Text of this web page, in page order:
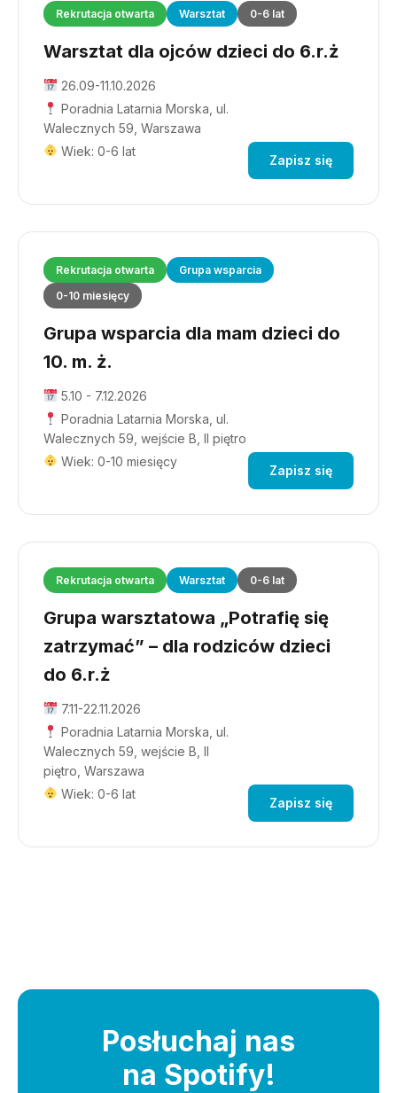
Rekrutacja otwarta Warsztat 0-6 lat
Warsztat dla ojców dzieci do 6.r.ż
26.09-11.10.2026
Poradnia Latarnia Morska, ul.
Walecznych 59, Warszawa
Wiek: 0-6 lat
Zapisz się
Rekrutacja otwarta
Grupa wsparcia
0-10 miesięcy
Grupa wsparcia dla mam dzieci do
10. m. ż.
5.10 - 7.12.2026
Poradnia Latarnia Morska, ul.
Walecznych 59, wejście B, II piętro
Wiek: 0-10 miesięcy
Zapisz się
Rekrutacja otwarta Warsztat 0-6 lat
Grupa warsztatowa „Potrafię się
zatrzymać” – dla rodziców dzieci
do 6.r.ż
7.11-22.11.2026
Poradnia Latarnia Morska, ul.
Walecznych 59, wejście B, II
piętro, Warszawa
Wiek: 0-6 lat
Zapisz się
Posłuchaj nas
na Spotify!